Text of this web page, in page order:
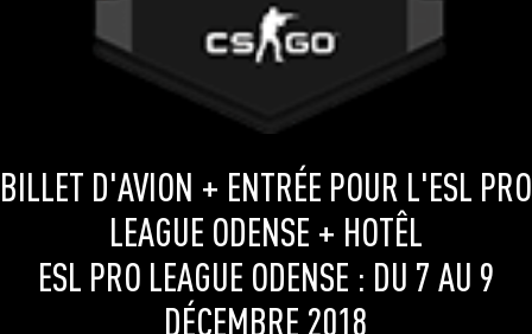
BILLET D'AVION + ENTRÉE POUR L'ESL PRO
LEAGUE ODENSE + HOTÊL
ESL PRO LEAGUE ODENSE : DU 7 AU 9
DÉCEMBRE 2018